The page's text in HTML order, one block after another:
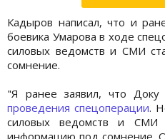
Кадыров написал, что и
боевика Умарова в ходе
силовых ведомств и СМИ
сомнение.
"Я ранее заявил, что Доку
проведения спецоперации.
силовых ведомств и СМИ
информацию под сомнение.